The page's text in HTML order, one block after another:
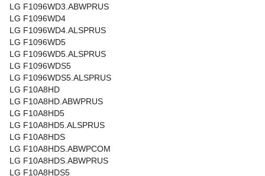
LG F1096WD3.ABWPRUS
LG F1096WD4
LG F1096WD4.ALSPRUS
LG F1096WD5
LG F1096WD5.ALSPRUS
LG F1096WDS5
LG F1096WDS5.ALSPRUS
LG F10A8HD
LG F10A8HD.ABWPRUS
LG F10A8HD5
LG F10A8HD5.ALSPRUS
LG F10A8HDS
LG F10A8HDS.ABWPCOM
LG F10A8HDS.ABWPRUS
LG F10A8HDS5